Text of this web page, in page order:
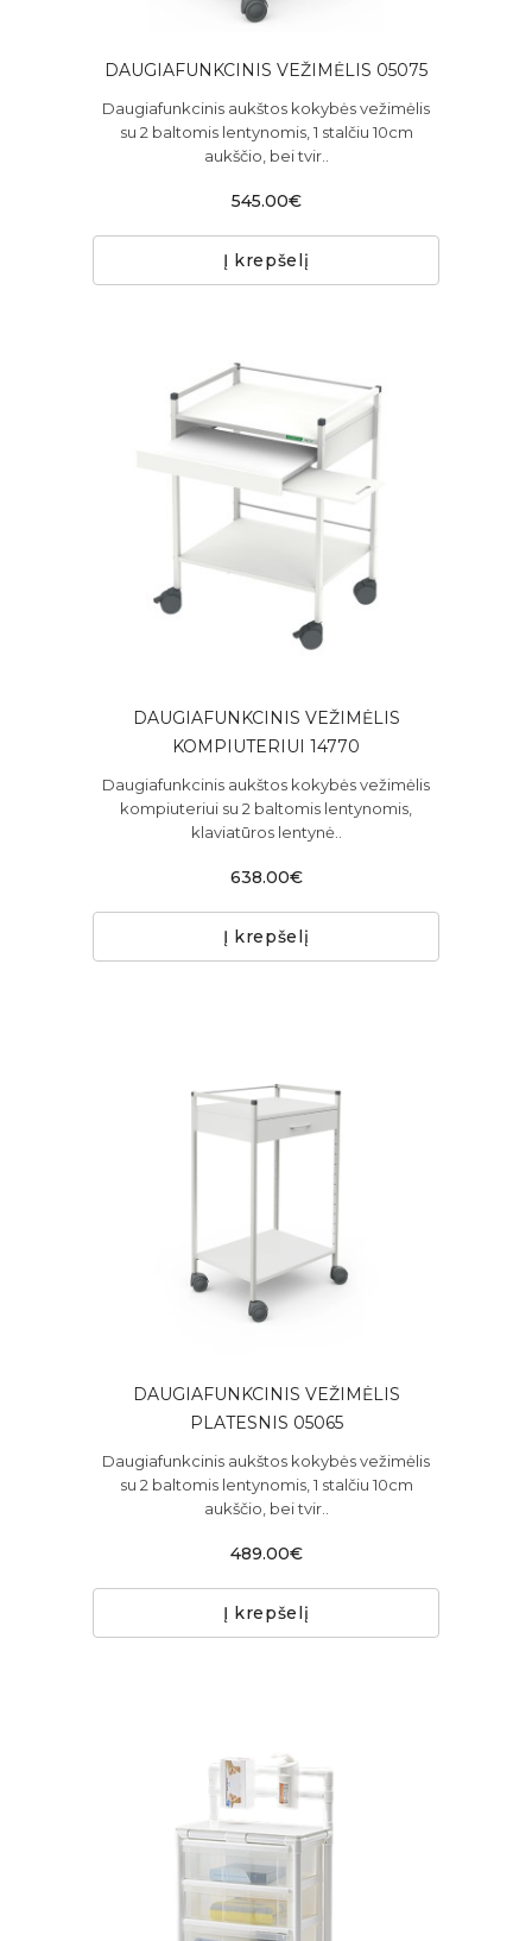
DAUGIAFUNKCINIS VEŽIMĖLIS 05075
Daugiafunkcinis aukštos kokybės vežimėlis
su 2 baltomis lentynomis, 1 stalčiu 10cm
aukščio, bei tvir..
545.00€
Į krepšelį
DAUGIAFUNKCINIS VEŽIMĖLIS
KOMPIUTERIUI 14770
Daugiafunkcinis aukštos kokybės vežimėlis
kompiuteriui su 2 baltomis lentynomis,
klaviatūros lentynė..
638.00€
Į krepšelį
DAUGIAFUNKCINIS VEŽIMĖLIS
PLATESNIS 05065
Daugiafunkcinis aukštos kokybės vežimėlis
su 2 baltomis lentynomis, 1 stalčiu 10cm
aukščio, bei tvir..
489.00€
Į krepšelį